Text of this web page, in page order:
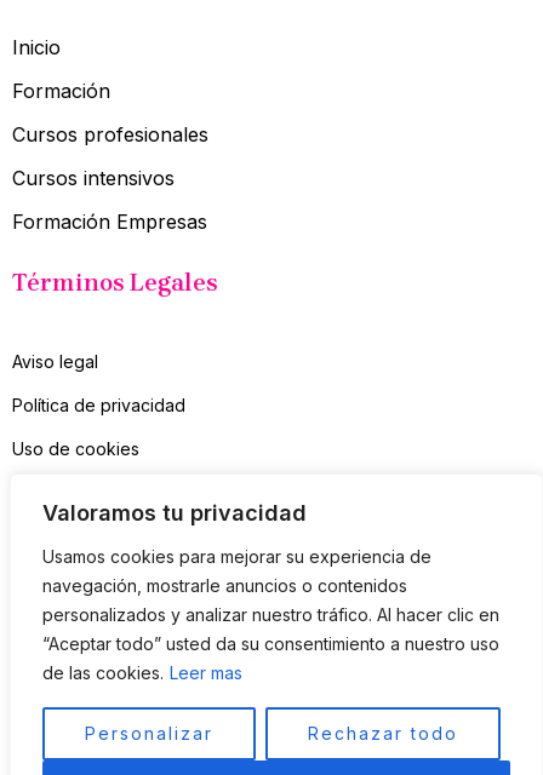
Valoramos tu privacidad
Usamos cookies para mejorar su experiencia de
navegación, mostrarle anuncios o contenidos
personalizados y analizar nuestro tráfico. Al hacer clic en
“Aceptar todo” usted da su consentimiento a nuestro uso
de las cookies. Leer mas
Personalizar Rechazar todo
Inicio
Formación
Cursos profesionales
Cursos intensivos
Formación Empresas
Términos Legales
Aviso legal
Política de privacidad
Uso de cookies
Suscríbete a mi Newsletter
Sólo consejos útiles, nada de spam
SUSCRIBIR